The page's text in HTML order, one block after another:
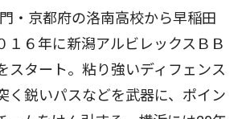
・京都府の洛南高校から早稲田
１６年に新潟アルビレックスＢＢ
スタート。粘り強いディフェンス
く鋭いパスなどを武器に、ポイン